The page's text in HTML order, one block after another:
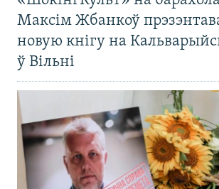
Максім Жбанкоў
новую кнігу на
ў Вільні